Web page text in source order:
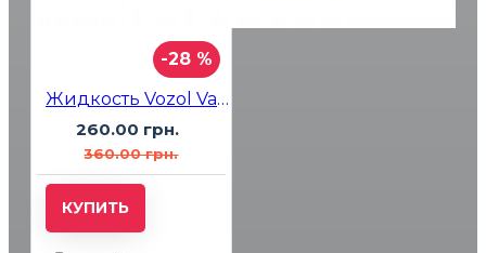
-28 %
Жидкость Vozol Vanilla Cream Tobacco (Ваниль Крем Табак) 30мл 5%
260.00 грн.
360.00 грн.
КУПИТЬ